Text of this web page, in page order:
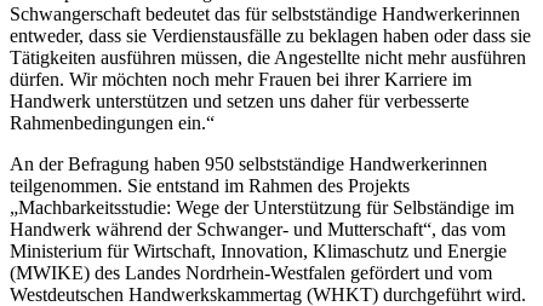
Schwangerschaft bedeutet das für selbstständige Handwerkerinnen
entweder, dass sie Verdienstausfälle zu beklagen haben oder dass sie
Tätigkeiten ausführen müssen, die Angestellte nicht mehr ausführen
dürfen. Wir möchten noch mehr Frauen bei ihrer Karriere im
Handwerk unterstützen und setzen uns daher für verbesserte
Rahmenbedingungen ein.“
An der Befragung haben 950 selbstständige Handwerkerinnen
teilgenommen. Sie entstand im Rahmen des Projekts
„Machbarkeitsstudie: Wege der Unterstützung für Selbständige im
Handwerk während der Schwanger- und Mutterschaft“, das vom
Ministerium für Wirtschaft, Innovation, Klimaschutz und Energie
(MWIKE) des Landes Nordrhein-Westfalen gefördert und vom
Westdeutschen Handwerkskammertag (WHKT) durchgeführt wird.